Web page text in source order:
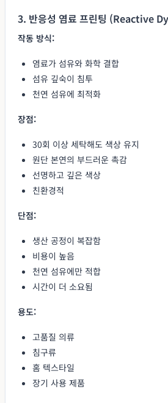
3. 반응성 염료 프린팅 (Reactive
작동 방식:
염료가 섬유와 화학 결합
섬유 깊숙이 침투
천연 섬유에 최적화
장점:
30회 이상 세탁해도 색상 유지
원단 본연의 부드러운 촉감
선명하고 깊은 색상
친환경적
단점:
생산 공정이 복잡함
비용이 높음
천연 섬유에만 적합
시간이 더 소요됨
용도:
고품질 의류
침구류
홈 텍스타일
장기 사용 제품